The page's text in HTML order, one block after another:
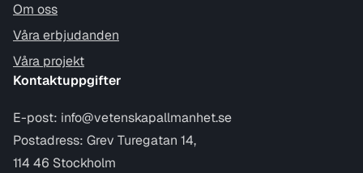
Om oss
Våra erbjudanden
Våra projekt
Kontaktuppgifter
E-post: info@vetenskapallmanhet.se
Postadress: Grev Turegatan 14,
114 46 Stockholm